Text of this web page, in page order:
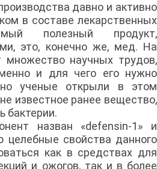
давно и активно
в составе лекарственных
полезный продукт,
это, конечно же, мед. На
множество научных трудов,
и для чего его нужно
ученые открыли в этом
известное ранее вещество,
бактерии.
назван «defensin-1» и
целебные свойства данного
как в средствах для
и ожогов, так и в более